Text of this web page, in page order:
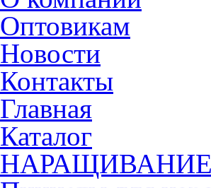
Оптовикам
Новости
Контакты
Главная
Каталог